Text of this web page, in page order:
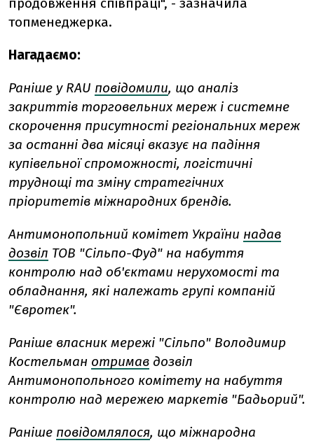
продовження співпраці", - зазначила
топменеджерка.
Нагадаємо:
Раніше у RAU повідомили, що аналіз
закриттів торговельних мереж і системне
скорочення присутності регіональних мереж
за останні два місяці вказує на падіння
купівельної спроможності, логістичні
труднощі та зміну стратегічних
пріоритетів міжнародних брендів.
Антимонопольний комітет України надав
дозвіл ТОВ "Сільпо-Фуд" на набуття
контролю над об'єктами нерухомості та
обладнання, які належать групі компаній
"Євротек".
Раніше власник мережі "Сільпо" Володимир
Костельман отримав дозвіл
Антимонопольного комітету на набуття
контролю над мережею маркетів "Бадьорий".
Раніше повідомлялося, що міжнародна